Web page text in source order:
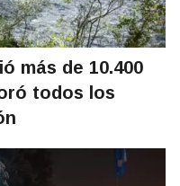
más de 10.400
todos los